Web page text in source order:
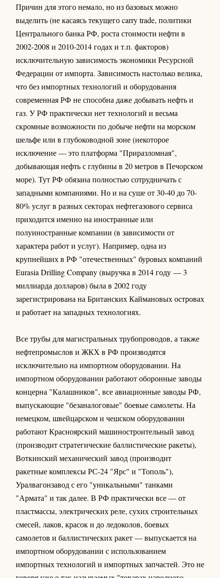
Причин для этого немало, но из базовых можно
выделить (не касаясь текущего carry trade, политики
Центрального банка РФ, роста стоимости нефти в
2002-2008 и 2010-2014 годах и т.п. факторов)
исключительную зависимость экономики Ресурсной
Федерации от импорта. Зависимость настолько велика,
что без импортных технологий и оборудования
современная РФ не способна даже добывать нефть и
газ. У РФ практически нет технологий и весьма
скромные возможности по добыче нефти на морском
шельфе или в глубоководной зоне (некоторое
исключение — это платформа "Приразломная",
добывающая нефть с глубины в 20 метров в Печорском
море). Тут РФ обязана полностью сотрудничать с
западными компаниями. Но и на суше от 30-40 до 70-
80% услуг в разных секторах нефтегазового сервиса
приходится именно на иностранные или
полуиностранные компании (в зависимости от
характера работ и услуг). Например, одна из
крупнейших в РФ "отечественных" буровых компаний
Eurasia Drilling Company (выручка в 2014 году — 3
миллиарда долларов) была в 2002 году
зарегистрирована на Британских Каймановых островах
и работает на западных технологиях.
Все трубы для магистральных трубопроводов, а также
нефтепромыслов и ЖКХ в РФ производятся
исключительно на импортном оборудовании. На
импортном оборудовании работают оборонные заводы
концерна "Калашников", все авиационные заводы РФ,
выпускающие "безаналоговые" боевые самолеты. На
немецком, швейцарском и чешском оборудовании
работают Красноярский машиностроительный завод
(производит стратегические баллистические ракеты),
Воткинский механический завод (производит
ракетные комплексы РС-24 "Ярс" и "Тополь"),
Уралвагонзавод с его "уникальными" танками
"Армата" и так далее. В РФ практически все — от
пластмассы, электрических реле, сухих строительных
смесей, лаков, красок и до ледоколов, боевых
самолетов и баллистических ракет — выпускается на
импортном оборудовании с использованием
импортных технологий и импортных запчастей. Это не